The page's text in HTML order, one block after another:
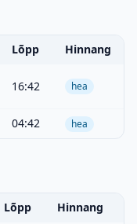
Lõpp
Hinnang
16:42 hea
04:42 hea
Lõpp
Hinnang